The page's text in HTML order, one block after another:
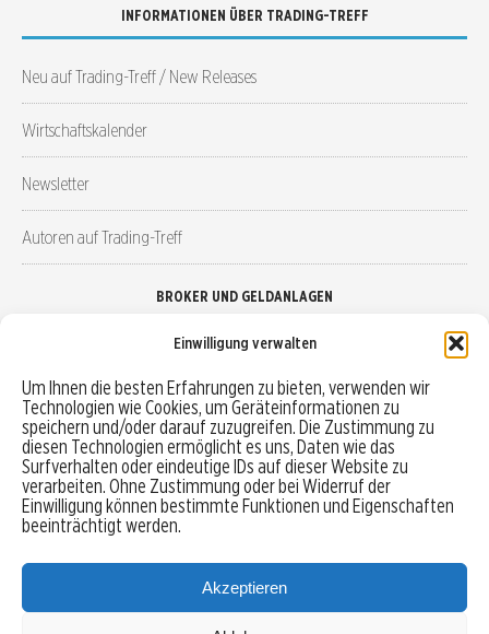
Einwilligung verwalten
Um Ihnen die besten Erfahrungen zu bieten, verwenden wir
Technologien wie Cookies, um Geräteinformationen zu
speichern und/oder darauf zuzugreifen. Die Zustimmung zu
diesen Technologien ermöglicht es uns, Daten wie das
Surfverhalten oder eindeutige IDs auf dieser Website zu
verarbeiten. Ohne Zustimmung oder bei Widerruf der
Einwilligung können bestimmte Funktionen und Eigenschaften
beeinträchtigt werden.
Akzeptieren
INFORMATIONEN ÜBER TRADING-TREFF
Neu auf Trading-Treff / New Releases
Wirtschaftskalender
Newsletter
Autoren auf Trading-Treff
BROKER UND GELDANLAGEN
Robo-Advisor vergleichen
Depotvergleich
Festgeld vergleichen
Tagesgeld vergleichen